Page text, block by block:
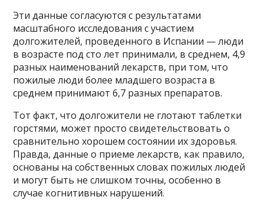
Эти данные согласуются с результатами
масштабного исследования с участием
долгожителей, проведенного в Испании — люди
в возрасте под сто лет принимали, в среднем, 4,9
разных наименований лекарств, при том, что
пожилые люди более младшего возраста в
среднем принимают 6,7 разных препаратов.
Тот факт, что долгожители не глотают таблетки
горстями, может просто свидетельствовать о
сравнительно хорошем состоянии их здоровья.
Правда, данные о приеме лекарств, как правило,
основаны на собственных словах пожилых людей
и могут быть не слишком точны, особенно в
случае когнитивных нарушений.